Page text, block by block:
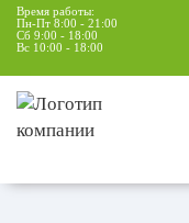
Время работы:
Пн-Пт 8:00 - 21:00
Сб 9:00 - 18:00
Вс 10:00 - 18:00